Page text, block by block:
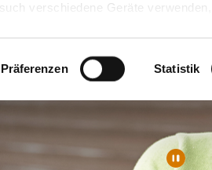
verschiedene Geräte
Daten führen kann.
unserenDatenschutzhinweisen
Funktionen für diese Zwecke
können mittels nachfolgender
erteilte Einwilligung stets für die
Präferenzen Statistik